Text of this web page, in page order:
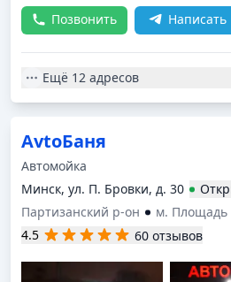
Позвонить Написать
Ещё 12 адресов
AvtoБаня
Автомойка
Минск, ул. П. Бровки, д. 30
Партизанский р-он
м. Площадь
4.5
60 отзывов